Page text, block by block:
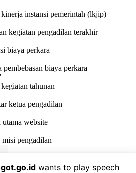
instansi pemerintah (lkjip)
kegiatan pengadilan terakhir
biaya perkara
biaya perkara
tahunan
ketua pengadilan
website
pengadilan
wants to play speech